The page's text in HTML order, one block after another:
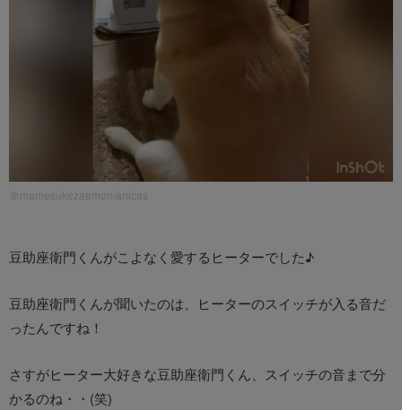
＠mamesukezaemon/anicas
豆助座衛門くんがこよなく愛するヒーターでした♪
豆助座衛門くんが聞いたのは、ヒーターのスイッチが入る音だ
ったんですね！
さすがヒーター大好きな豆助座衛門くん、スイッチの音まで分
かるのね・・(笑)